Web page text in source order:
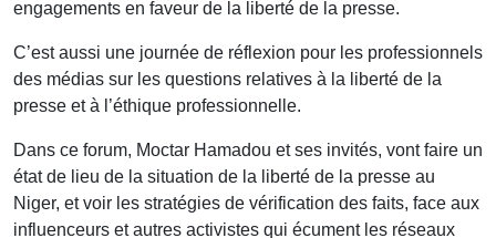
engagements en faveur de la liberté de la presse.
C’est aussi une journée de réflexion pour les professionnels
des médias sur les questions relatives à la liberté de la
presse et à l’éthique professionnelle.
Dans ce forum, Moctar Hamadou et ses invités, vont faire un
état de lieu de la situation de la liberté de la presse au
Niger, et voir les stratégies de vérification des faits, face aux
influenceurs et autres activistes qui écument les réseaux